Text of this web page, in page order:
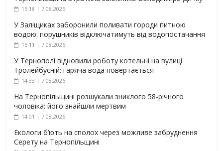
15:18 | 7.08.2026
У Заліщиках заборонили поливати городи питною
водою: порушників відключатимуть від водопостачання
15:11 | 7.08.2026
У Тернополі відновили роботу котельні на вулиці
Тролейбусній: гаряча вода повертається
14:33 | 7.08.2026
На Тернопільщині розшукали зниклого 58-річного
чоловіка: його знайшли мертвим
14:01 | 7.08.2026
Екологи б’ють на сполох через можливе забруднення
Серету на Тернопільщині